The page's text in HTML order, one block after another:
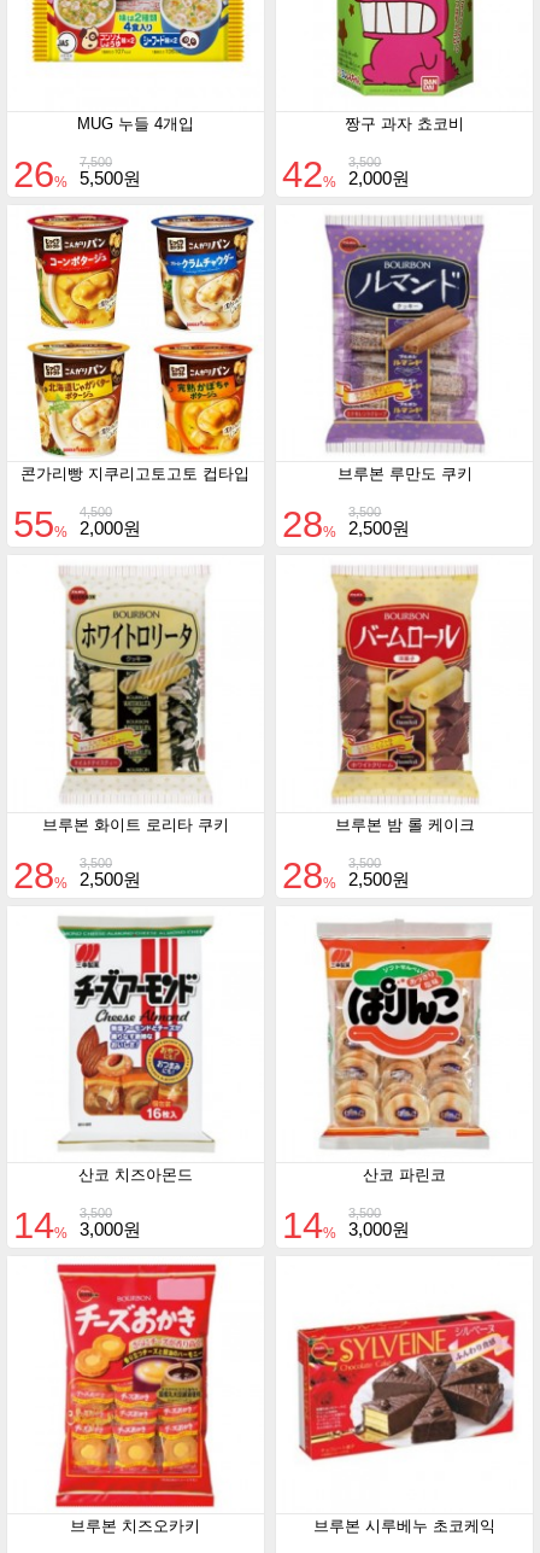
MUG 누들 4개입
7,500
26% 5,500원
짱구 과자 쵸코비
3,500
42% 2,000원
콘가리빵 지쿠리고토고토 컵타입
4,500
55% 2,000원
브루본 루만도 쿠키
3,500
28% 2,500원
브루본 화이트 로리타 쿠키
3,500
28% 2,500원
브루본 밤 롤 케이크
3,500
28% 2,500원
산코 치즈아몬드
3,500
14% 3,000원
산코 파린코
3,500
14% 3,000원
브루본 치즈오카키 브루본 시루베누 초코케익